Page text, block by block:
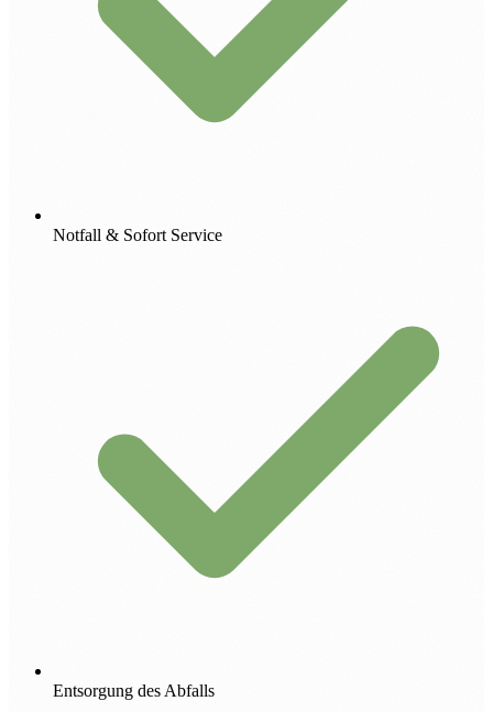
Notfall & Sofort Service
Entsorgung des Abfalls